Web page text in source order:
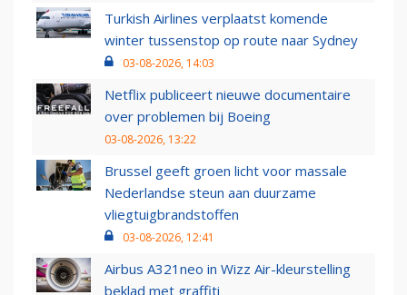
Turkish Airlines verplaatst komende
winter tussenstop op route naar Sydney
03-08-2026, 14:03
Netflix publiceert nieuwe documentaire
over problemen bij Boeing
03-08-2026, 13:22
Brussel geeft groen licht voor massale
Nederlandse steun aan duurzame
vliegtuigbrandstoffen
03-08-2026, 12:41
Airbus A321neo in Wizz Air-kleurstelling
beklad met graffiti